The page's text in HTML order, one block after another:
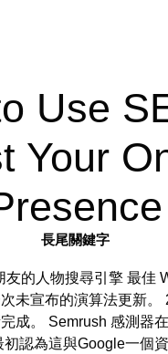
Use
Your
長尾關鍵字
友的人物搜尋引擎 最佳
未宣布的演算法更新。
成。 Semrush 感測器
認為這與Google一個